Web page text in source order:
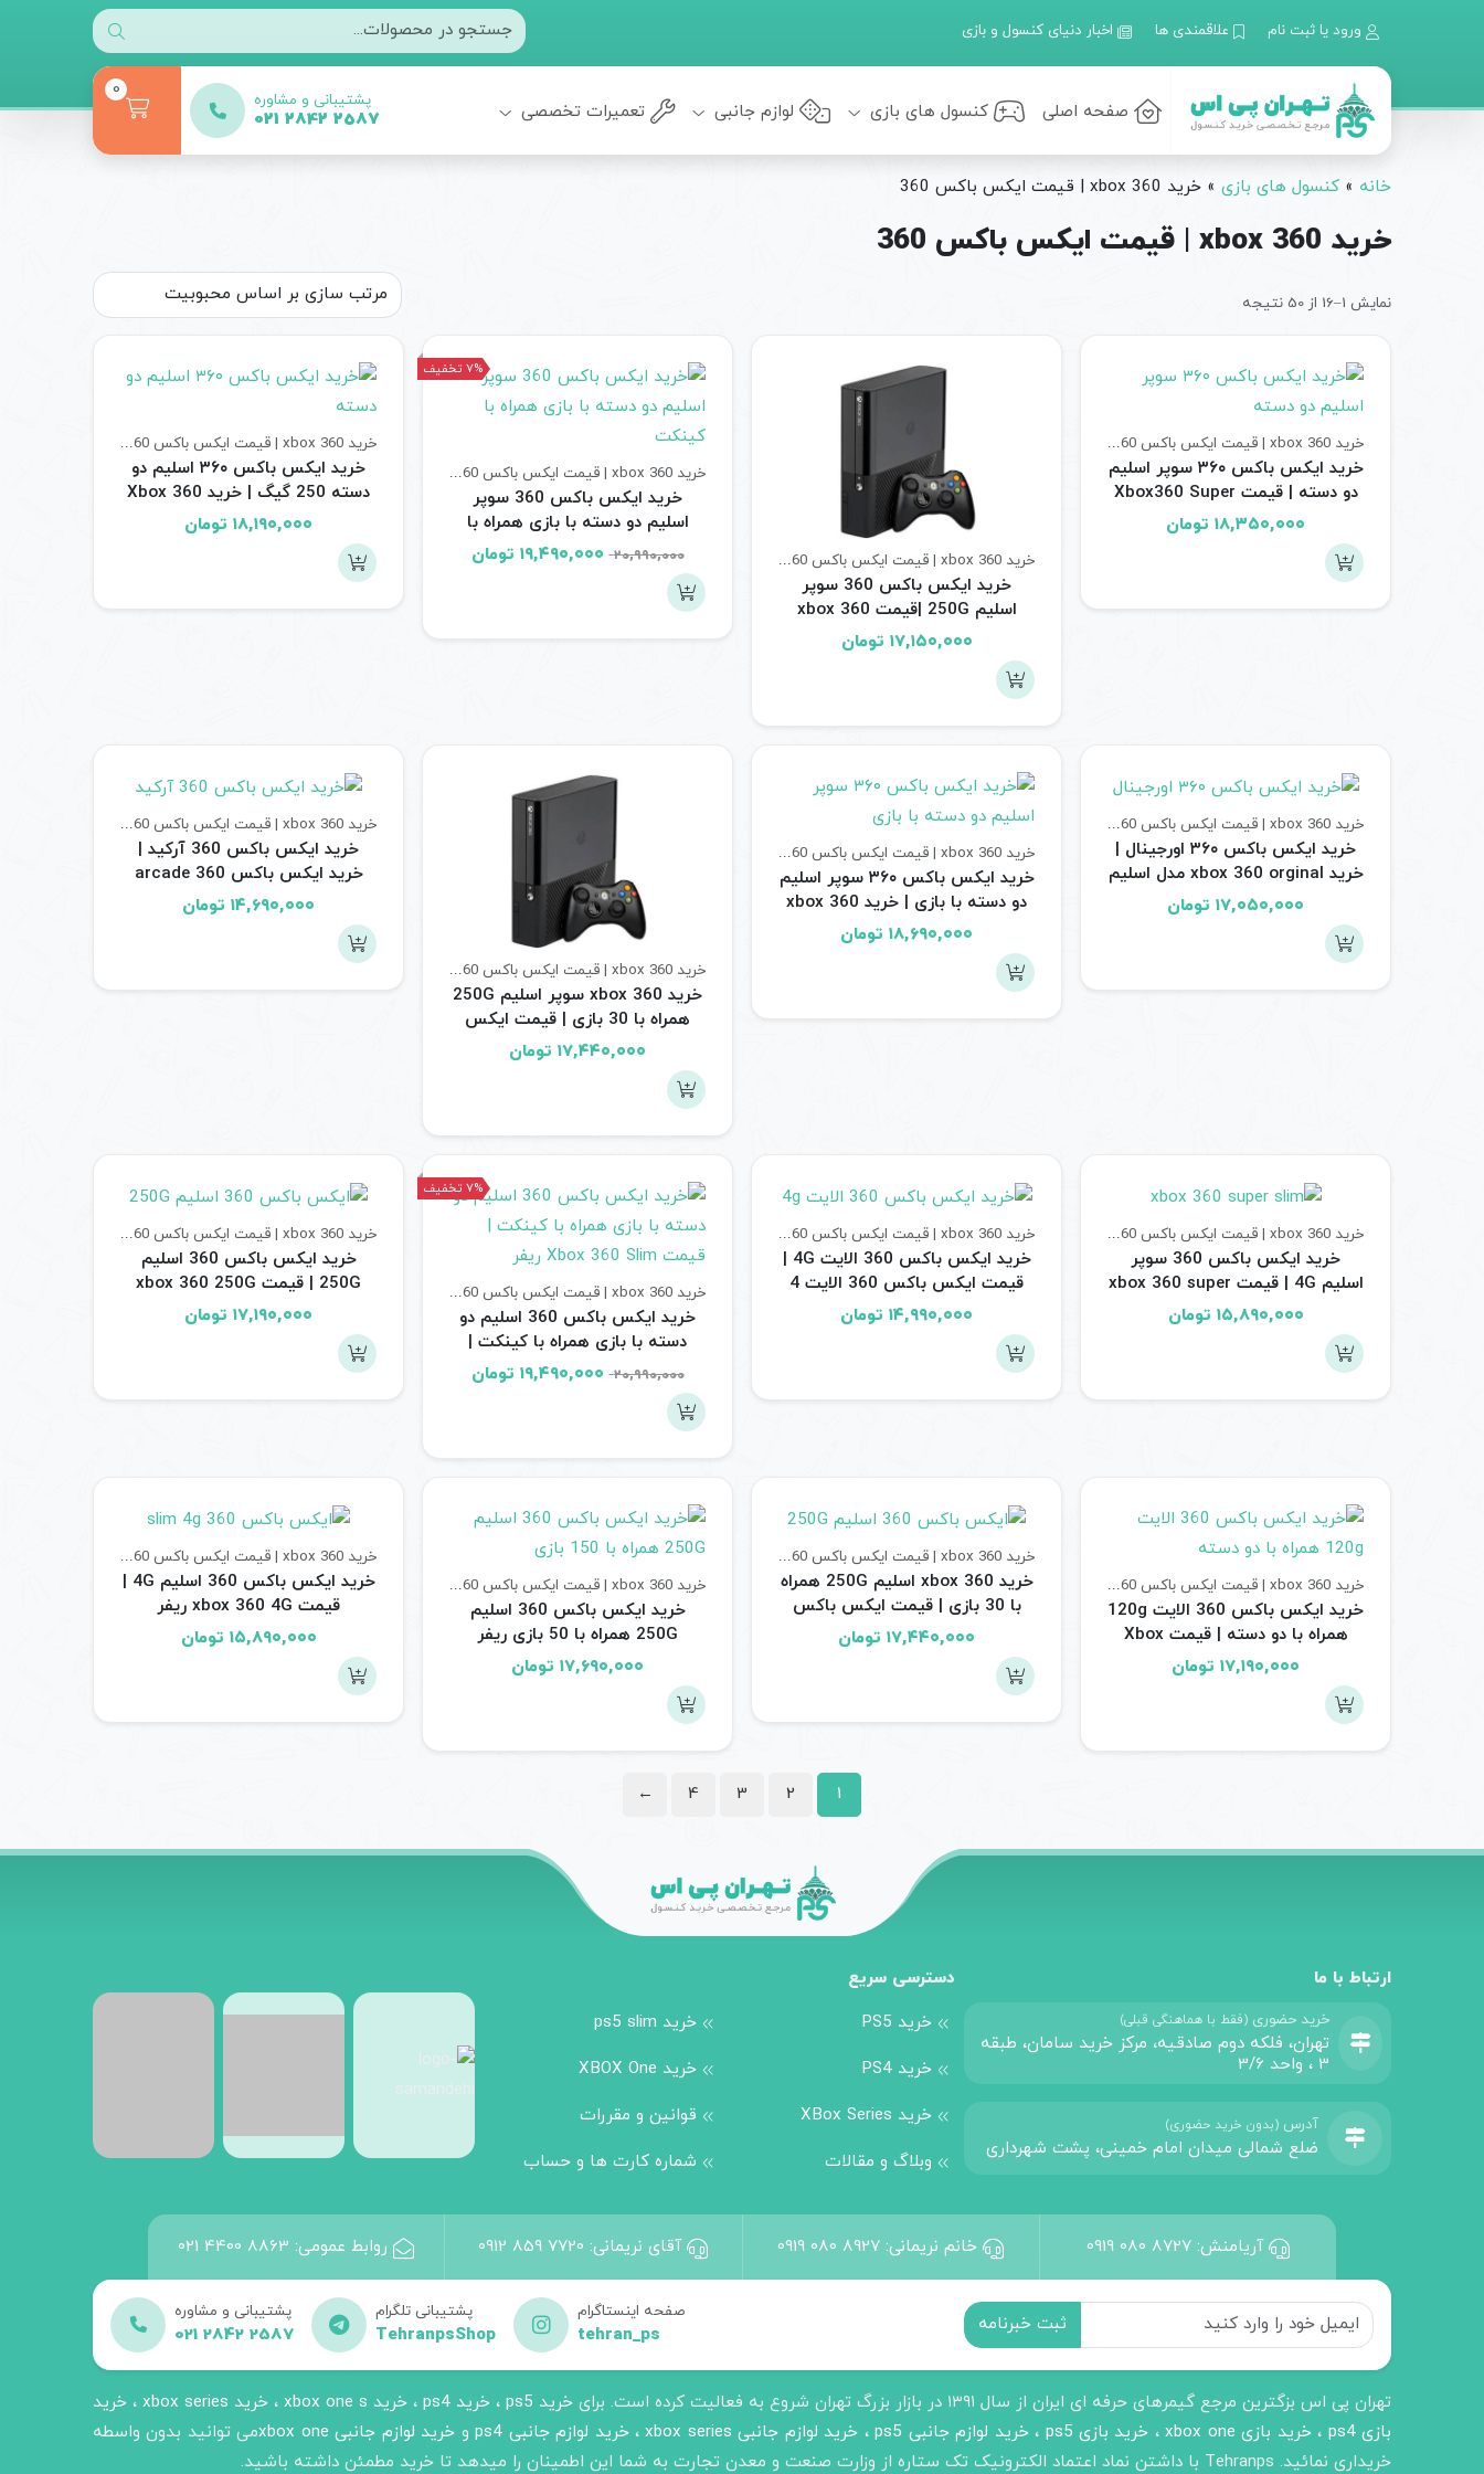
ورود یا ثبت نام علاقمندی ها اخبار دنیای کنسول و بازی
صفحه اصلی کنسول های بازی لوازم جانبی تعمیرات تخصصی پشتیبانی و مشاوره
021 2842 2587
0
خانه » کنسول های بازی » خرید xbox 360 | قیمت ایکس باکس 360
خرید xbox 360 | قیمت ایکس باکس 360
نمایش 1–16 از 50 نتیجه
خرید xbox 360 | قیمت ایکس باکس 360
خرید ایکس باکس ۳۶۰ سوپر اسلیم
دو دسته | قیمت Xbox360 Super
Slim 250GB دو دسته ریفر
۱۸,۳۵۰,۰۰۰ تومان
خرید xbox 360 | قیمت ایکس باکس 360 کنسول های بازی
خرید ایکس باکس 360 سوپر
اسلیم 250G |قیمت xbox 360
250G ریفر
۱۷,۱۵۰,۰۰۰ تومان
7% تخفیف
خرید xbox 360 | قیمت ایکس باکس 360 کنسول های بازی
خرید ایکس باکس 360 سوپر
اسلیم دو دسته با بازی همراه با
کینکت | Xbox360 super slim۲۰,۹۹۰,۰۰۰ قیمت
۱۹,۴۹۰,۰۰۰ تومان
خرید xbox 360 | قیمت ایکس باکس 360
خرید ایکس باکس ۳۶۰ اسلیم دو
دسته 250 گیگ | خرید Xbox 360
Slim 250G همراه با 2 دسته ریفر۱۸,۱۹۰,۰۰۰ تومان
خرید xbox 360 | قیمت ایکس باکس 360 کنسول های بازی
خرید ایکس باکس ۳۶۰ اورجینال |
خرید xbox 360 orginal مدل اسلیم
250 گیگ ریفر
۱۷,۰۵۰,۰۰۰ تومان
خرید xbox 360 | قیمت ایکس باکس 360
خرید ایکس باکس ۳۶۰ سوپر اسلیم
دو دسته با بازی | خرید xbox 360
super slim 250G جیتگ ریفر
۱۸,۶۹۰,۰۰۰ تومان
خرید xbox 360 | قیمت ایکس باکس 360 کنسول های بازی
خرید xbox 360 سوپر اسلیم 250G
همراه با 30 بازی | قیمت ایکس
باکس 360 جیتگ ریفر
۱۷,۴۴۰,۰۰۰ تومان
خرید xbox 360 | قیمت ایکس باکس 360
خرید ایکس باکس 360 آرکید |
خرید ایکس باکس 360 arcade
ریفر
۱۴,۶۹۰,۰۰۰ تومان
خرید xbox 360 | قیمت ایکس باکس 360 کنسول های بازی
خرید ایکس باکس 360 سوپر
اسلیم 4G | قیمت xbox 360 super
slim 4G ریفر
۱۵,۸۹۰,۰۰۰ تومان
خرید xbox 360 | قیمت ایکس باکس 360 کنسول های بازی
خرید ایکس باکس 360 الایت 4G |
قیمت ایکس باکس 360 الایت 4
گیگ ریفر
۱۴,۹۹۰,۰۰۰ تومان
7% تخفیف
خرید xbox 360 | قیمت ایکس باکس 360 کنسول های بازی
خرید ایکس باکس 360 اسلیم دو
دسته با بازی همراه با کینکت |
قیمت Xbox 360 Slim ریفر
۲۰,۹۹۰,۰۰۰ قیمت
۱۹,۴۹۰,۰۰۰ تومان
خرید xbox 360 | قیمت ایکس باکس 360
خرید ایکس باکس 360 اسلیم
250G | قیمت xbox 360 250G
ریفر
۱۷,۱۹۰,۰۰۰ تومان
خرید xbox 360 | قیمت ایکس باکس 360 کنسول های بازی
خرید ایکس باکس 360 الایت 120g
همراه با دو دسته | قیمت Xbox
360 Elite دو دسته ریفر
۱۷,۱۹۰,۰۰۰ تومان
خرید xbox 360 | قیمت ایکس باکس 360 کنسول های بازی
خرید xbox 360 اسلیم 250G همراه
با 30 بازی | قیمت ایکس باکس
360 جیتگ اسلیم ریفر
۱۷,۴۴۰,۰۰۰ تومان
خرید xbox 360 | قیمت ایکس باکس 360 کنسول های بازی
خرید ایکس باکس 360 اسلیم
250G همراه با 50 بازی ریفر
۱۷,۶۹۰,۰۰۰ تومان
خرید xbox 360 | قیمت ایکس باکس 360
خرید ایکس باکس 360 اسلیم 4G |
قیمت xbox 360 4G ریفر
۱۵,۸۹۰,۰۰۰ تومان
1
2
3
4
←
ارتباط با ما
خرید حضوری (فقط با هماهنگی قبلی)
تهران، فلکه دوم صادقیه، مرکز خرید سامان، طبقه
3 ، واحد 3/6
آدرس (بدون خرید حضوری)
ضلع شمالی میدان امام خمینی، پشت شهرداری
دسترسی سریع
خرید PS5
خرید ps5 slim
خرید PS4
خرید XBOX One
خرید XBox Series
قوانین و مقررات
وبلاگ و مقالات
شماره کارت ها و حساب
آریامنش: 0919 080 8727 خانم نریمانی: 0919 080 8927 آقای نریمانی: 0912 859 7720 روابط عمومی: 021 4400 8863
صفحه اینستاگرام
tehran_ps
پشتیبانی تلگرام
TehranpsShop
پشتیبانی و مشاوره
021 2842 2587
تهران پی اس بزگترین مرجع گیمرهای حرفه ای ایران از سال ۱۳۹۱ در بازار بزرگ تهران شروع به فعالیت کرده است. برای خرید ps5 ، خرید ps4 ، خرید xbox one s ، خرید xbox series ، خرید
بازی ps4
،خرید بازی xbox one ، خرید بازی ps5 ،خرید لوازم جانبی ps5 ، خرید لوازم جانبی xbox series ،خرید لوازم جانبی ps4 و خرید لوازم جانبی xbox one
می توانید بدون واسطه
خریداری نمائید. Tehranps با داشتن نماد اعتماد الکترونیک تک ستاره از وزارت صنعت و معدن تجارت به شما این اطمینان را میدهد تا خرید مطمئن داشته باشید.